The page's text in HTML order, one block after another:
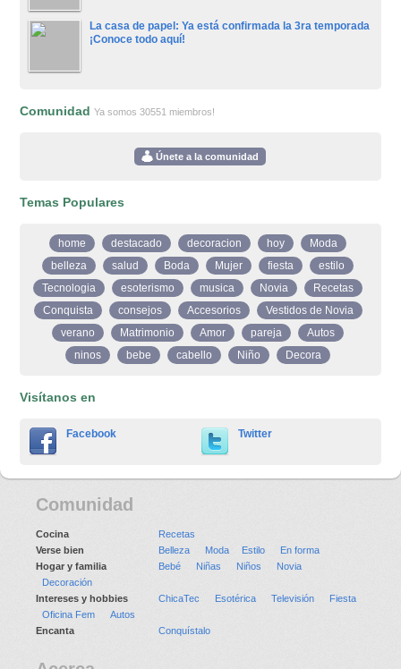
La casa de papel: Ya está confirmada la 3ra temporada
¡Conoce todo aquí!
ComunidadYa somos 30551 miembros!
Únete a la comunidad
Temas Populares
home destacado decoracion hoy
Moda
belleza
salud Boda Mujer fiesta
estilo
Tecnologia
esoterismo musica Novia
Recetas
Conquista
consejos Accesorios
Vestidos de Novia
verano
Matrimonio Amor pareja
Autos
ninos
bebe cabello Niño Decora
Visítanos en
Facebook Twitter
Comunidad
Cocina
Recetas
Verse bien
Belleza Moda Estilo
En forma
Hogar y familia
Bebé Niñas Niños
Novia
Decoración
Intereses y hobbies
ChicaTec Esotérica Televisión
Fiesta
Oficina Fem
Autos
Encanta
Conquístalo